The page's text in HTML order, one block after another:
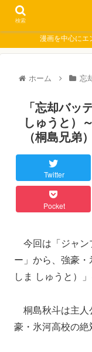
漫画を中心にエ
ホーム 忘
「忘却バッ
しゅうと）
（桐島兄弟
Twitter
Pocket
今回は「ジャ
ー」から、強豪
しま しゅうと）
桐島秋斗は主
豪・氷河高校の絶
検索